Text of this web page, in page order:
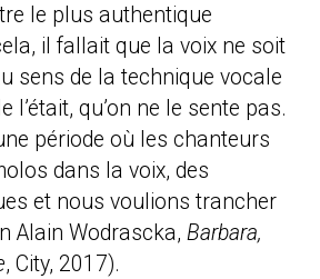
le plus authentique
il fallait que la voix ne soit
sens de la technique vocale
l’était, qu’on ne le sente pas.
période où les chanteurs
dans la voix, des
et nous voulions trancher
Alain Wodrascka, Barbara,
, City, 2017).